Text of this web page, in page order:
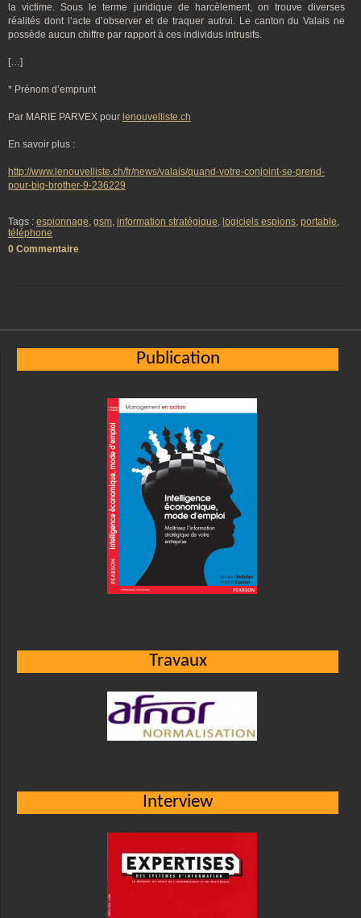
la victime. Sous le terme juridique de harcèlement, on trouve diverses
réalités dont l’acte d’observer et de traquer autrui. Le canton du Valais ne
possède aucun chiffre par rapport à ces individus intrusifs.
[…]
* Prénom d’emprunt
Par MARIE PARVEX pour lenouvelliste.ch
En savoir plus :
http://www.lenouvelliste.ch/fr/news/valais/quand-votre-conjoint-se-prend-
pour-big-brother-9-236229
Tags : espionnage, gsm, information stratégique, logiciels espions, portable,
téléphone
0 Commentaire
Publication
Travaux
Interview